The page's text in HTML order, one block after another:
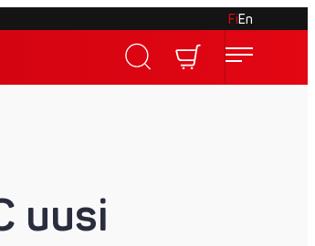
FiEn
uusi